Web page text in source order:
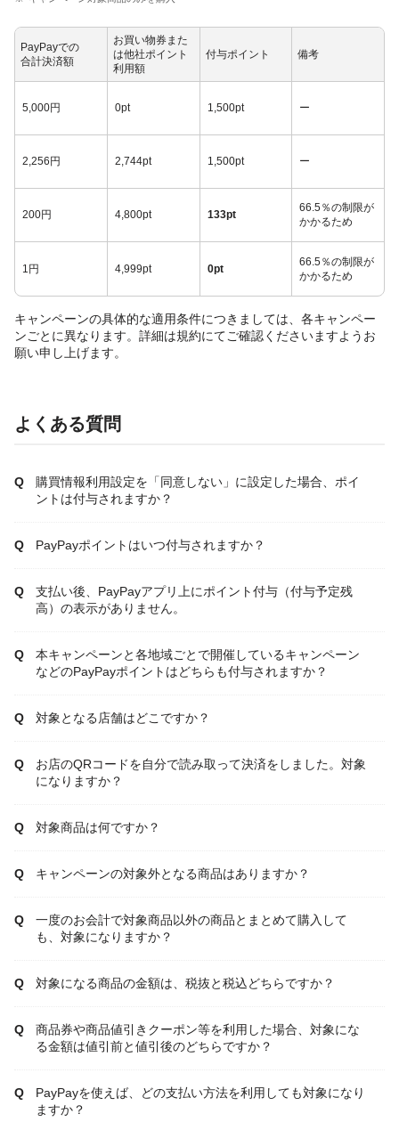
PayPayでの
合計決済額
お買い物券また
は他社ポイント
利用額
付与ポイント 備考
5,000円 0pt 1,500pt ー
2,256円 2,744pt 1,500pt ー
200円 4,800pt 133pt
66.5％の制限が
かかるため
1円 4,999pt 0pt
66.5％の制限が
かかるため
キャンペーンの具体的な適用条件につきましては、各キャンペー
ンごとに異なります。詳細は規約にてご確認くださいますようお
願い申し上げます。
よくある質問
購買情報利用設定を「同意しない」に設定した場合、ポイ
ントは付与されますか？
PayPayポイントはいつ付与されますか？
支払い後、PayPayアプリ上にポイント付与（付与予定残
高）の表示がありません。
本キャンペーンと各地域ごとで開催しているキャンペーン
などのPayPayポイントはどちらも付与されますか？
対象となる店舗はどこですか？
お店のQRコードを自分で読み取って決済をしました。対象
になりますか？
対象商品は何ですか？
キャンペーンの対象外となる商品はありますか？
一度のお会計で対象商品以外の商品とまとめて購入して
も、対象になりますか？
対象になる商品の金額は、税抜と税込どちらですか？
商品券や商品値引きクーポン等を利用した場合、対象にな
る金額は値引前と値引後のどちらですか？
PayPayを使えば、どの支払い方法を利用しても対象になり
ますか？